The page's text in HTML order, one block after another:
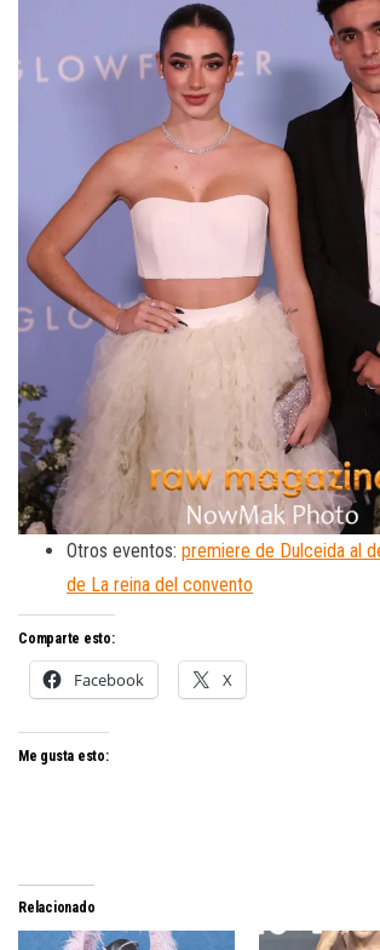
Otros eventos: premiere de Dulceida al
de La reina del convento
Comparte esto:
Facebook X
Me gusta esto:
Relacionado